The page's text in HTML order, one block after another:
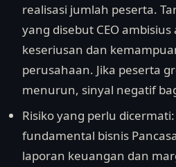
realisasi jumlah peserta.
yang disebut CEO
keseriusan dan
perusahaan. Jika peserta
menurun, sinyal negatif
Risiko yang perlu
fundamental bisnis
laporan keuangan dan